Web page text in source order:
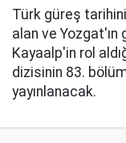
Türk güreş
alan ve Yozgat'ın
Kayaalp'in rol
dizisinin 83.
yayınlanacak.